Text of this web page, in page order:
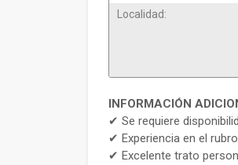
Localidad:
INFORMACIÓN
✔ Se requiere
✔ Experiencia en el
✔ Excelente trato